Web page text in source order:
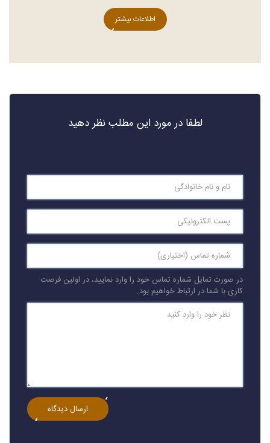
اطلاعات بیشتر
لطفا در مورد این مطلب نظر دهید
در صورت تمایل شماره تماس خود را وارد نمایید، در اولین فرصت
کاری با شما در ارتباط خواهیم بود.